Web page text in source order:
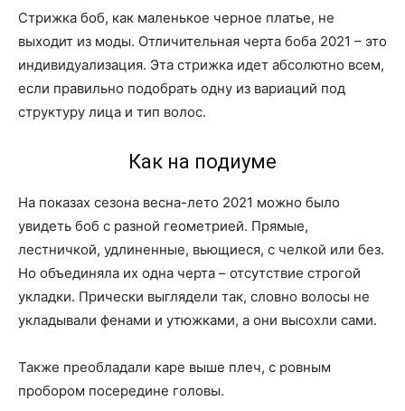
Стрижка боб, как маленькое черное платье, не
выходит из моды. Отличительная черта боба 2021 – это
индивидуализация. Эта стрижка идет абсолютно всем,
если правильно подобрать одну из вариаций под
структуру лица и тип волос.
Как на подиуме
На показах сезона весна-лето 2021 можно было
увидеть боб с разной геометрией. Прямые,
лестничкой, удлиненные, вьющиеся, с челкой или без.
Но объединяла их одна черта – отсутствие строгой
укладки. Прически выглядели так, словно волосы не
укладывали фенами и утюжками, а они высохли сами.
Также преобладали каре выше плеч, с ровным
пробором посередине головы.